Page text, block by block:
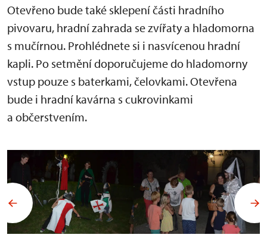
Otevřeno bude také sklepení části hradního
pivovaru, hradní zahrada se zvířaty a hladomorna
s mučírnou. Prohlédnete si i nasvícenou hradní
kapli. Po setmění doporučujeme do hladomorny
vstup pouze s baterkami, čelovkami. Otevřena
bude i hradní kavárna s cukrovinkami
a občerstvením.